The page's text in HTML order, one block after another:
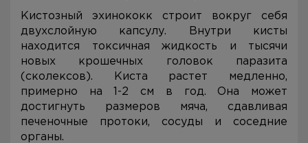
Кистозный эхинококк строит вокруг себя
двухслойную капсулу. Внутри кисты
находится токсичная жидкость и тысячи
новых крошечных головок паразита
(сколексов). Киста растет медленно,
примерно на 1-2 см в год. Она может
достигнуть размеров мяча, сдавливая
печеночные протоки, сосуды и соседние
органы.